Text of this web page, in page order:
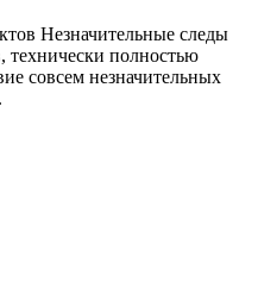
Незначительные следы
технически полностью
совсем незначительных